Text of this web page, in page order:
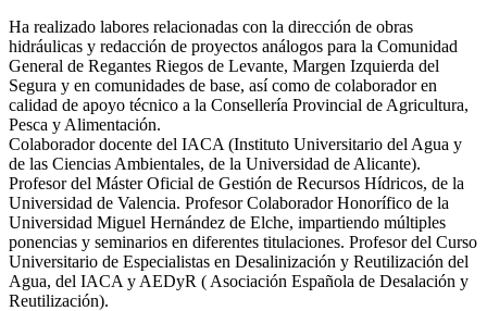
Ha realizado labores relacionadas con la dirección de obras
hidráulicas y redacción de proyectos análogos para la Comunidad
General de Regantes Riegos de Levante, Margen Izquierda del
Segura y en comunidades de base, así como de colaborador en
calidad de apoyo técnico a la Consellería Provincial de Agricultura,
Pesca y Alimentación.
Colaborador docente del IACA (Instituto Universitario del Agua y
de las Ciencias Ambientales, de la Universidad de Alicante).
Profesor del Máster Oficial de Gestión de Recursos Hídricos, de la
Universidad de Valencia. Profesor Colaborador Honorífico de la
Universidad Miguel Hernández de Elche, impartiendo múltiples
ponencias y seminarios en diferentes titulaciones. Profesor del Curso
Universitario de Especialistas en Desalinización y Reutilización del
Agua, del IACA y AEDyR ( Asociación Española de Desalación y
Reutilización).